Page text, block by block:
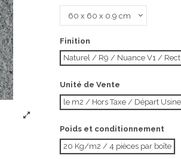
Finition
Naturel / R9 / Nuance V1 /
Unité de Vente
le m2 / Hors Taxe / Départ
Poids et conditionnement
20 Kg/m2 / 4 pièces par boîte